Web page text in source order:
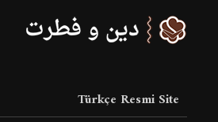
Türkçe Resmi Site